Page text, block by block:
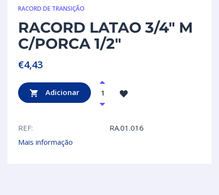
RACORD DE TRANSIÇÃO
RACORD LATAO 3/4″ M
C/PORCA 1/2″
€4,43
Adicionar
REF:
RA.01.016
Mais informação